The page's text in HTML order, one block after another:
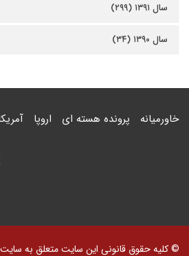
سال ۱۳۹۱ (۲۹۹)
سال ۱۳۹۰ (۳۴)
خاورمیانه پرونده هسته ای اروپا
© کلیه حقوق قانونی این سایت متعلق به سایت